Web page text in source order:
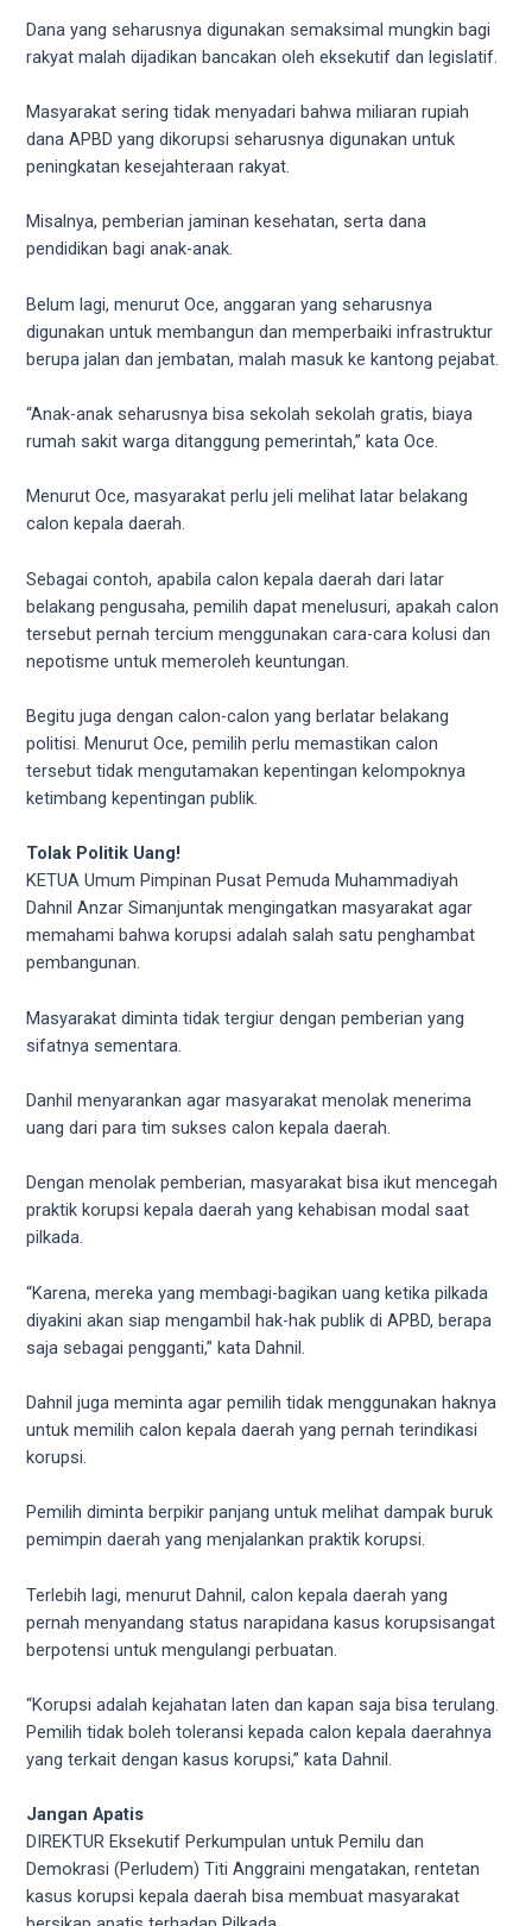
Dana yang seharusnya digunakan semaksimal mungkin bagi
rakyat malah dijadikan bancakan oleh eksekutif dan legislatif.
Masyarakat sering tidak menyadari bahwa miliaran rupiah
dana APBD yang dikorupsi seharusnya digunakan untuk
peningkatan kesejahteraan rakyat.
Misalnya, pemberian jaminan kesehatan, serta dana
pendidikan bagi anak-anak.
Belum lagi, menurut Oce, anggaran yang seharusnya
digunakan untuk membangun dan memperbaiki infrastruktur
berupa jalan dan jembatan, malah masuk ke kantong pejabat.
“Anak-anak seharusnya bisa sekolah sekolah gratis, biaya
rumah sakit warga ditanggung pemerintah,” kata Oce.
Menurut Oce, masyarakat perlu jeli melihat latar belakang
calon kepala daerah.
Sebagai contoh, apabila calon kepala daerah dari latar
belakang pengusaha, pemilih dapat menelusuri, apakah calon
tersebut pernah tercium menggunakan cara-cara kolusi dan
nepotisme untuk memeroleh keuntungan.
Begitu juga dengan calon-calon yang berlatar belakang
politisi. Menurut Oce, pemilih perlu memastikan calon
tersebut tidak mengutamakan kepentingan kelompoknya
ketimbang kepentingan publik.
Tolak Politik Uang!
KETUA Umum Pimpinan Pusat Pemuda Muhammadiyah
Dahnil Anzar Simanjuntak mengingatkan masyarakat agar
memahami bahwa korupsi adalah salah satu penghambat
pembangunan.
Masyarakat diminta tidak tergiur dengan pemberian yang
sifatnya sementara.
Danhil menyarankan agar masyarakat menolak menerima
uang dari para tim sukses calon kepala daerah.
Dengan menolak pemberian, masyarakat bisa ikut mencegah
praktik korupsi kepala daerah yang kehabisan modal saat
pilkada.
“Karena, mereka yang membagi-bagikan uang ketika pilkada
diyakini akan siap mengambil hak-hak publik di APBD, berapa
saja sebagai pengganti,” kata Dahnil.
Dahnil juga meminta agar pemilih tidak menggunakan haknya
untuk memilih calon kepala daerah yang pernah terindikasi
korupsi.
Pemilih diminta berpikir panjang untuk melihat dampak buruk
pemimpin daerah yang menjalankan praktik korupsi.
Terlebih lagi, menurut Dahnil, calon kepala daerah yang
pernah menyandang status narapidana kasus korupsisangat
berpotensi untuk mengulangi perbuatan.
“Korupsi adalah kejahatan laten dan kapan saja bisa terulang.
Pemilih tidak boleh toleransi kepada calon kepala daerahnya
yang terkait dengan kasus korupsi,” kata Dahnil.
Jangan Apatis
DIREKTUR Eksekutif Perkumpulan untuk Pemilu dan
Demokrasi (Perludem) Titi Anggraini mengatakan, rentetan
kasus korupsi kepala daerah bisa membuat masyarakat